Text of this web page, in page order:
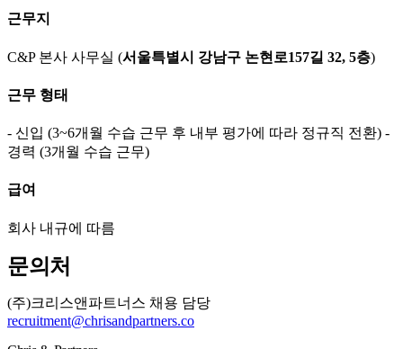
근무지
C&P 본사 사무실 (서울특별시 강남구 논현로157길 32, 5층)
근무 형태
- 신입 (3~6개월 수습 근무 후 내부 평가에 따라 정규직 전환) -
경력 (3개월 수습 근무)
급여
회사 내규에 따름
문의처
(주)크리스앤파트너스 채용 담당
recruitment@chrisandpartners.co